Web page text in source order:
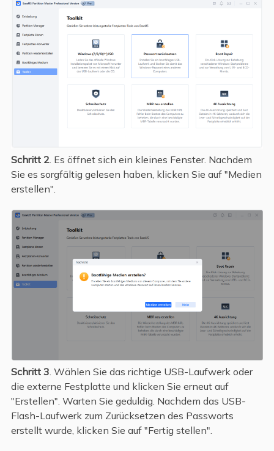
Schritt 2. Es öffnet sich ein kleines Fenster. Nachdem
Sie es sorgfältig gelesen haben, klicken Sie auf "Medien
erstellen".
Schritt 3 . Wählen Sie das richtige USB-Laufwerk oder
die externe Festplatte und klicken Sie erneut auf
"Erstellen". Warten Sie geduldig. Nachdem das USB-
Flash-Laufwerk zum Zurücksetzen des Passworts
erstellt wurde, klicken Sie auf "Fertig stellen".